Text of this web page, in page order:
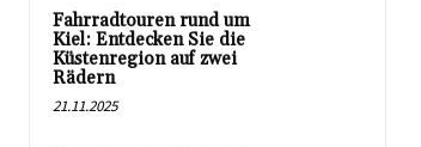
Fahrradtouren rund um
Kiel: Entdecken Sie die
Küstenregion auf zwei
Rädern
21.11.2025